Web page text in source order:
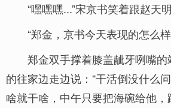
“嘿嘿嘿...”宋京书笑着跟赵天明
“郑金，京书今天表现的怎么
郑金双手撑着膝盖龇牙咧嘴
的往家边走边说：“干活倒没什么
啥就干啥，中午只要把海碗给他